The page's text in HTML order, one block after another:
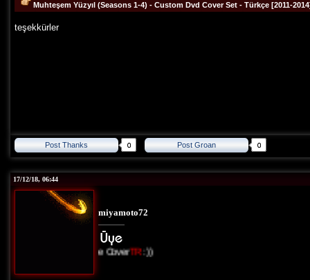
Muhteşem Yüzyıl (Seasons 1-4) - Custom Dvd Cover Set - Türkçe [2011-
teşekkürler
Post Thanks Post Groan
17/12/18, 06:44
miyamoto72
I Love CoverTR:))